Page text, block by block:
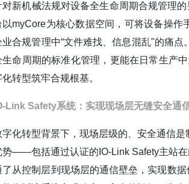
对新机械法规对设备全生命周期合规管理
以myCore为核心数据空间，可将设备操
业合规管理中“文件难找、信息混乱"的痛
生命周期的标准化管理，更能在日常生产
化转型筑牢合规根基。
Link Safety系统：实现现场层无缝安全通
字化转型背景下，现场层级的、安全通信
势——包括通过认证的IO-Link Safety主站
了从控制层到现场层的通信壁垒，实现数